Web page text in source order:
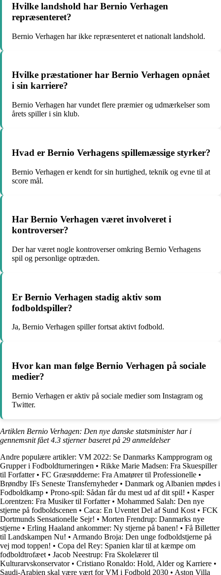
Hvilke landshold har Bernio Verhagen
repræsenteret?
Bernio Verhagen har ikke repræsenteret et nationalt landshold.
Hvilke præstationer har Bernio Verhagen opnået
i sin karriere?
Bernio Verhagen har vundet flere præmier og udmærkelser som
årets spiller i sin klub.
Hvad er Bernio Verhagens spillemæssige styrker?
Bernio Verhagen er kendt for sin hurtighed, teknik og evne til at
score mål.
Har Bernio Verhagen været involveret i
kontroverser?
Der har været nogle kontroverser omkring Bernio Verhagens
spil og personlige optræden.
Er Bernio Verhagen stadig aktiv som
fodboldspiller?
Ja, Bernio Verhagen spiller fortsat aktivt fodbold.
Hvor kan man følge Bernio Verhagen på sociale
medier?
Bernio Verhagen er aktiv på sociale medier som Instagram og
Twitter.
Artiklen Bernio Verhagen: Den nye danske statsminister har i
gennemsnit fået4.3 stjerner baseret på 29 anmeldelser
Andre populære artikler: VM 2022: Se Danmarks Kampprogram og
Grupper i Fodboldturneringen • Rikke Marie Madsen: Fra Skuespiller
til Forfatter• FC Græsrødderne: Fra Amatører til Professionelle •
Brøndby IFs Seneste Transfernyheder• Danmark og Albanien mødes i
Fodboldkamp • Prono-spil: Sådan får du mest ud af dit spil! • Kasper
Lorentzen: Fra Musiker til Forfatter• Mohammed Salah: Den nye
stjerne på fodboldscenen • Caca: En Uventet Del af Sund Kost • FCK
Dortmunds Sensationelle Sejr! • Morten Frendrup: Danmarks nye
stjerne • Erling Haaland ankommer: Ny stjerne på banen! • Få Billetter
til Landskampen Nu! • Armando Broja: Den unge fodboldstjerne på
vej mod toppen! • Copa del Rey: Spanien klar til at kæmpe om
fodboldtrofæet • Jacob Neestrup: Fra Skolelærer til
Kulturarvskonservator• Cristiano Ronaldo: Hold, Alder og Karriere •
Saudi-Arabien skal være vært for VM i Fodbold 2030 • Aston Villa